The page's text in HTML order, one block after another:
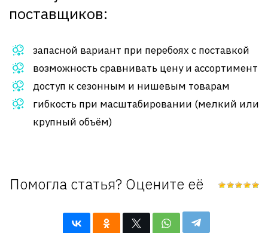
поставщиков:
запасной вариант при перебоях с поставкой
возможность сравнивать цену и ассортимент
доступ к сезонным и нишевым товарам
гибкость при масштабировании (мелкий или
крупный объём)
Помогла статья? Оцените её